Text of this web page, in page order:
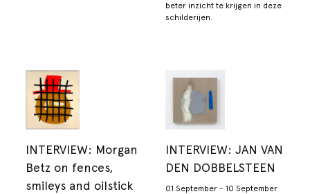
beter inzicht te krijgen in deze
schilderijen.
INTERVIEW: Morgan
Betz on fences,
smileys and oilstick
INTERVIEW: JAN VAN
DEN DOBBELSTEEN
01 September - 10 September